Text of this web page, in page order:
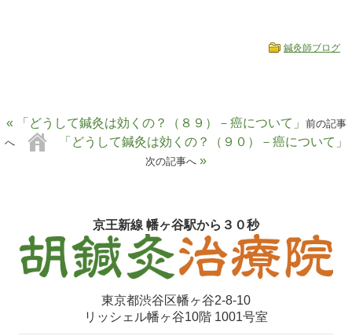
鍼灸師ブログ
« 「どうして鍼灸は効くの？（８９）－癌について」 前の記事
へ
「どうして鍼灸は効くの？（９０）－癌について」
次の記事へ »
京王新線 幡ヶ谷駅から３０秒
東京都渋谷区幡ヶ谷2-8-10
リッシェル幡ヶ谷10階 1001号室